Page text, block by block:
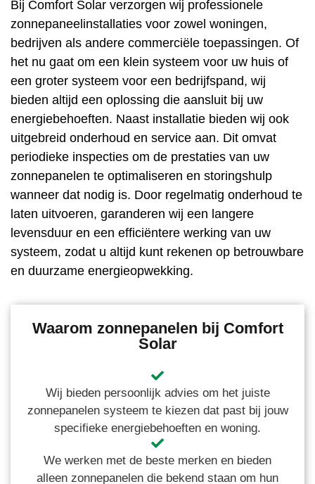
Bij Comfort Solar verzorgen wij professionele
zonnepaneelinstallaties voor zowel woningen,
bedrijven als andere commerciële toepassingen. Of
het nu gaat om een klein systeem voor uw huis of
een groter systeem voor een bedrijfspand, wij
bieden altijd een oplossing die aansluit bij uw
energiebehoeften. Naast installatie bieden wij ook
uitgebreid onderhoud en service aan. Dit omvat
periodieke inspecties om de prestaties van uw
zonnepanelen te optimaliseren en storingshulp
wanneer dat nodig is. Door regelmatig onderhoud te
laten uitvoeren, garanderen wij een langere
levensduur en een efficiëntere werking van uw
systeem, zodat u altijd kunt rekenen op betrouwbare
en duurzame energieopwekking.
Waarom zonnepanelen bij Comfort
Solar
Wij bieden persoonlijk advies om het juiste
zonnepanelen systeem te kiezen dat past bij jouw
specifieke energiebehoeften en woning.
We werken met de beste merken en bieden
alleen zonnepanelen die bekend staan om hun